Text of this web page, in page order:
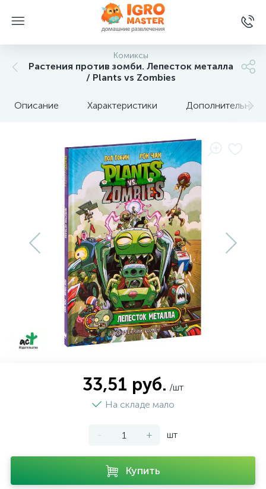
Комиксы
Растения против зомби. Лепесток металла
/ Plants vs Zombies
Описание Характеристики Дополнительные
33,51 руб. /шт
На складе мало
- + шт
Купить